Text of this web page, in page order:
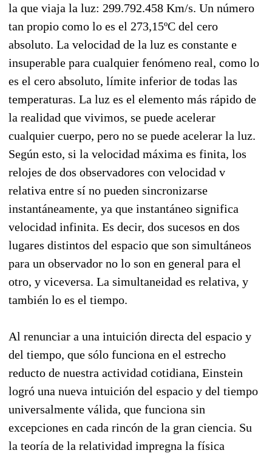
la que viaja la luz: 299.792.458 Km/s. Un número
tan propio como lo es el 273,15ºC del cero
absoluto. La velocidad de la luz es constante e
insuperable para cualquier fenómeno real, como lo
es el cero absoluto, límite inferior de todas las
temperaturas. La luz es el elemento más rápido de
la realidad que vivimos, se puede acelerar
cualquier cuerpo, pero no se puede acelerar la luz.
Según esto, si la velocidad máxima es finita, los
relojes de dos observadores con velocidad v
relativa entre sí no pueden sincronizarse
instantáneamente, ya que instantáneo significa
velocidad infinita. Es decir, dos sucesos en dos
lugares distintos del espacio que son simultáneos
para un observador no lo son en general para el
otro, y viceversa. La simultaneidad es relativa, y
también lo es el tiempo.
Al renunciar a una intuición directa del espacio y
del tiempo, que sólo funciona en el estrecho
reducto de nuestra actividad cotidiana, Einstein
logró una nueva intuición del espacio y del tiempo
universalmente válida, que funciona sin
excepciones en cada rincón de la gran ciencia. Su
la teoría de la relatividad impregna la física